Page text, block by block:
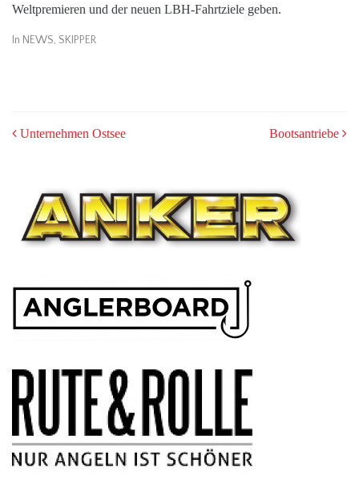
Weltpremieren und der neuen LBH-Fahrtziele geben.
In NEWS, SKIPPER
POST
Unternehmen Ostsee Bootsantriebe